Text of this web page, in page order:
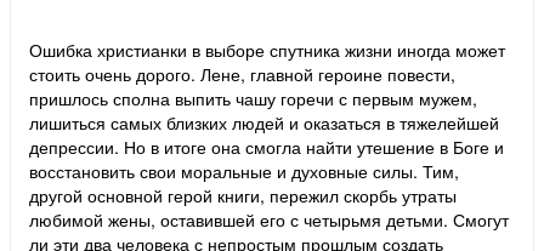
Ошибка христианки в выборе спутника жизни иногда может
стоить очень дорого. Лене, главной героине повести,
пришлось сполна выпить чашу горечи с первым мужем,
лишиться самых близких людей и оказаться в тяжелейшей
депрессии. Но в итоге она смогла найти утешение в Боге и
восстановить свои моральные и духовные силы. Тим,
другой основной герой книги, пережил скорбь утраты
любимой жены, оставившей его с четырьмя детьми. Смогут
ли эти два человека с непростым прошлым создать